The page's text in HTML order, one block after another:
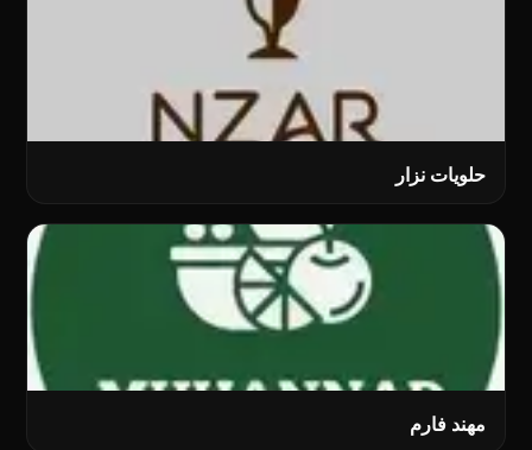
حلويات نزار
مهند فارم